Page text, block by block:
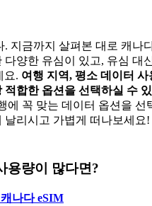
지금까지 살펴본 대로 캐나
다양한 유심이 있고, 유심 대
요. 여행 지역, 평소 데이터 사
적합한 옵션을 선택하실 수
에 꼭 맞는 데이터 옵션을 선
날리시고 가볍게 떠나보세요!
용량이 많다면?
나다 eSIM